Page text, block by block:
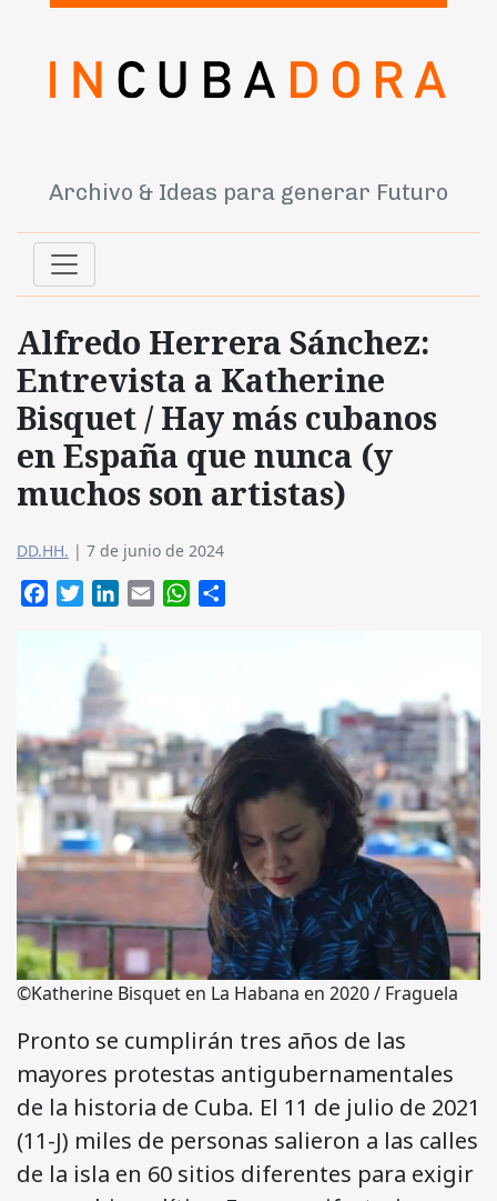
Archivo & Ideas para generar Futuro
Alfredo Herrera Sánchez:
Entrevista a Katherine
Bisquet / Hay más cubanos
en España que nunca (y
muchos son artistas)
DD.HH. | 7 de junio de 2024
FacebookTwitterLinkedIn
Email WhatsApp
©Katherine Bisquet en La Habana en 2020 / Fraguela
Pronto se cumplirán tres años de las
mayores protestas antigubernamentales
de la historia de Cuba. El 11 de julio de 2021
(11-J) miles de personas salieron a las calles
de la isla en 60 sitios diferentes para exigir